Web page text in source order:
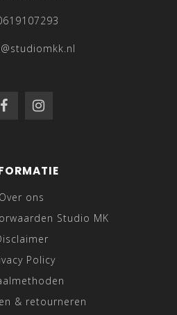
Over ons
Studio MK
Policy
& retourneren